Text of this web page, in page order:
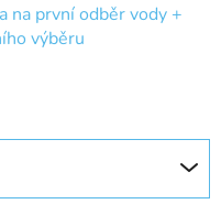
na první odběr vody +
výběru